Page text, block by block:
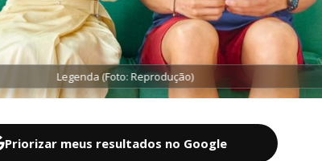
Legenda (Foto: Reprodução)
Priorizar meus resultados no Google